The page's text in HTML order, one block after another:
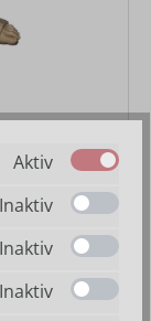
Aktiv
Inaktiv
Inaktiv
Inaktiv